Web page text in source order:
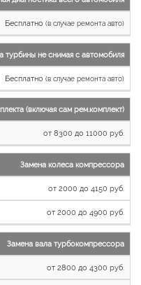
Бесплатно (в случае ремонта авто)
турбины не снимая с автомобиля
Бесплатно (в случае ремонта авто)
(включая сам рем.комплект)
от 8300 до 11000 руб.
Замена колеса компрессора
от 2000 до 4150 руб.
от 2000 до 4900 руб.
Замена вала турбокомпрессора
от 2800 до 4300 руб.